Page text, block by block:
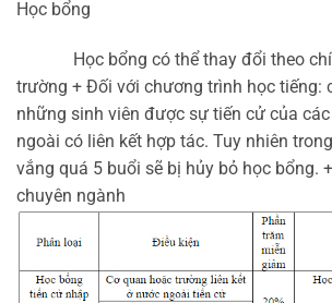
Học bổng
trường + Đối với chương trình học tiếng:
những sinh viên được sự tiến cử của
ngoài có liên kết hợp tác. Tuy nhiên
vắng quá 5 buổi sẽ bị hủy bỏ học bổng.
chuyên ngành